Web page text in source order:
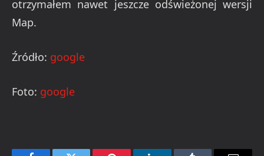
otrzymałem nawet jeszcze odświeżonej wersji
Map.
Źródło: google
Foto: google